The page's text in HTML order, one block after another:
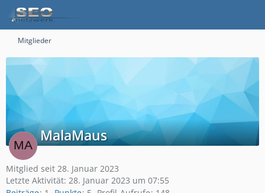
Mitglieder
MalaMaus
Mitglied seit 28. Januar 2023
Letzte Aktivität: 28. Januar 2023 um 07:55